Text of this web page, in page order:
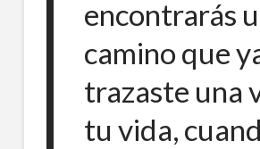
encontrarás
camino que
trazaste una
tu vida,